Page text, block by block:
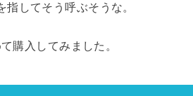
してそう呼ぶそうな。
購入してみました。